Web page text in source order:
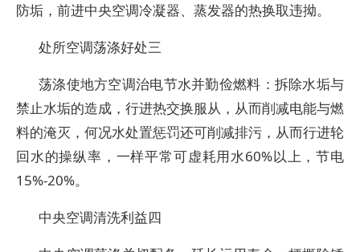
防垢，前进中央空调冷凝器、蒸发器的热换取违拗。
处所空调荡涤好处三
荡涤使地方空调治电节水并勤俭燃料：拆除水垢与
禁止水垢的造成，行进热交换服从，从而削减电能与燃
料的淹灭，何况水处置惩罚还可削减排污，从而行进轮
回水的操纵率，一样平常可虚耗用水60%以上，节电
15%-20%。
中央空调清洗利益四